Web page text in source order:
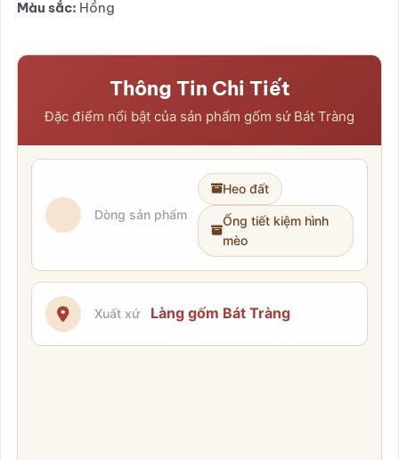
Màu sắc: Hồng
Thông Tin Chi Tiết
Đặc điểm nổi bật của sản phẩm gốm sứ Bát Tràng
Dòng sản phẩm
Heo đất
Ống tiết kiệm hình
mèo
Xuất xứ Làng gốm Bát Tràng